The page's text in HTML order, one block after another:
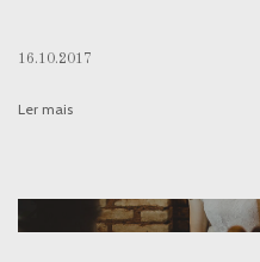
16.10.2017
Ler mais